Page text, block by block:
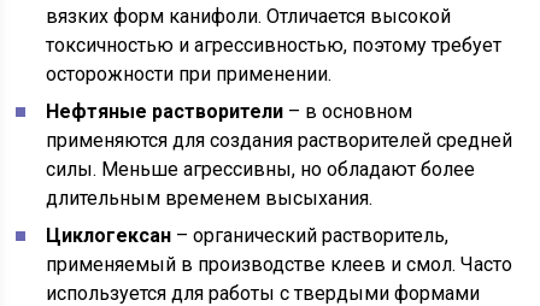
вязких форм канифоли. Отличается высокой
токсичностью и агрессивностью, поэтому требует
осторожности при применении.
Нефтяные растворители – в основном
применяются для создания растворителей средней
силы. Меньше агрессивны, но обладают более
длительным временем высыхания.
Циклогексан – органический растворитель,
применяемый в производстве клеев и смол. Часто
используется для работы с твердыми формами